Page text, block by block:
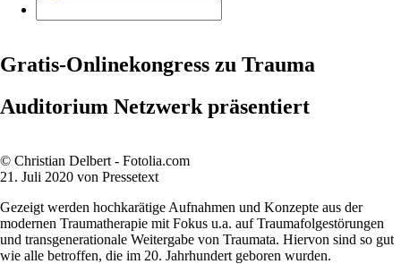
Gratis-Onlinekongress zu Trauma
Auditorium Netzwerk präsentiert
© Christian Delbert - Fotolia.com
21. Juli 2020 von Pressetext
Gezeigt werden hochkarätige Aufnahmen und Konzepte aus der
modernen Traumatherapie mit Fokus u.a. auf Traumafolgestörungen
und transgenerationale Weitergabe von Traumata. Hiervon sind so gut
wie alle betroffen, die im 20. Jahrhundert geboren wurden.